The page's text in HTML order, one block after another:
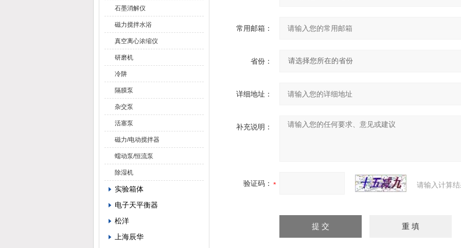
石墨消解仪
磁力搅拌水浴
真空离心浓缩仪
研磨机
冷阱
隔膜泵
杂交泵
活塞泵
磁力/电动搅拌器
蠕动泵/恒流泵
除湿机
实验箱体
电子天平衡器
松洋
上海辰华
常用邮箱：
省份：
详细地址：
补充说明：
验证码： 请输入计算